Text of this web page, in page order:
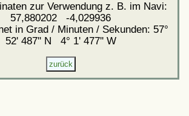
zur Verwendung z. B. im Navi:
57,880202 -4,029936
in Grad / Minuten / Sekunden: 57°
52' 487'' N 4° 1' 477'' W